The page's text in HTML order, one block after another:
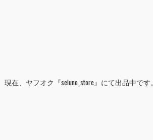
現在、ヤフオク『seluno_store』にて出品中です。